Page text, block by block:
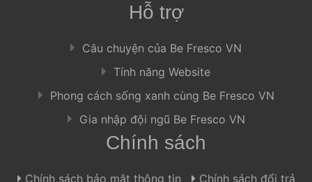
Hỗ trợ
Câu chuyện của Be Fresco VN
Tính năng Website
Phong cách sống xanh cùng Be Fresco VN
Gia nhập đội ngũ Be Fresco VN
Chính sách
Chính sách bảo mật thông tin Chính sách đổi trả